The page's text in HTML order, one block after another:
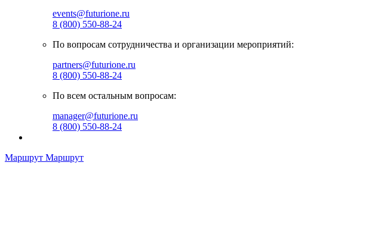
events@futurione.ru
8 (800) 550-88-24
По вопросам сотрудничества и организации мероприятий:
partners@futurione.ru
8 (800) 550-88-24
По всем остальным вопросам:
manager@futurione.ru
8 (800) 550-88-24
Маршрут Маршрут